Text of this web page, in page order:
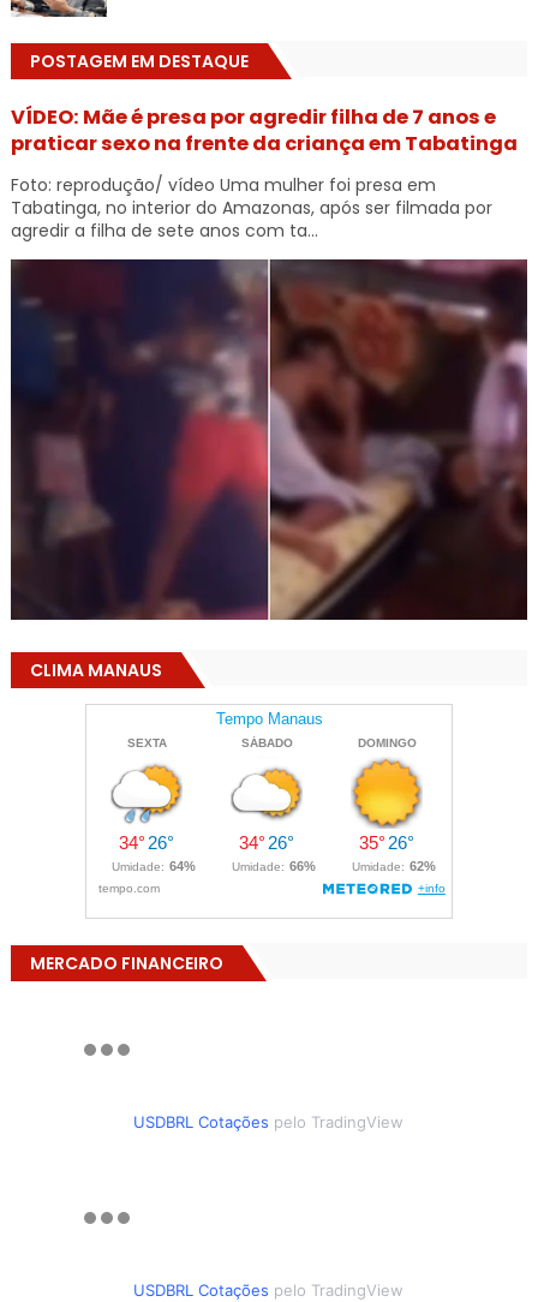
POSTAGEM EM DESTAQUE
VÍDEO: Mãe é presa por agredir filha de 7 anos e
praticar sexo na frente da criança em Tabatinga
Foto: reprodução/ vídeo Uma mulher foi presa em
Tabatinga, no interior do Amazonas, após ser filmada por
agredir a filha de sete anos com ta...
CLIMA MANAUS
MERCADO FINANCEIRO
USDBRL Cotações pelo TradingView
USDBRL Cotações pelo TradingView